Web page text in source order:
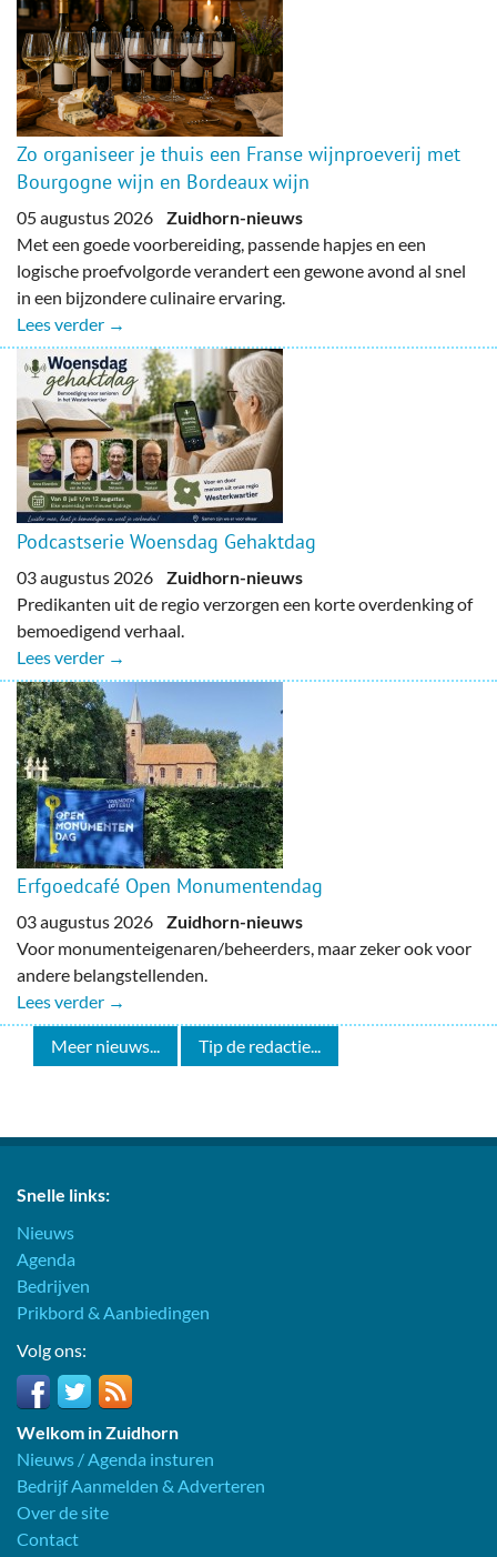
Zo organiseer je thuis een Franse wijnproeverij met
Bourgogne wijn en Bordeaux wijn
05 augustus 2026 Zuidhorn-nieuws
Met een goede voorbereiding, passende hapjes en een
logische proefvolgorde verandert een gewone avond al snel
in een bijzondere culinaire ervaring.
Lees verder →
Podcastserie Woensdag Gehaktdag
03 augustus 2026 Zuidhorn-nieuws
Predikanten uit de regio verzorgen een korte overdenking of
bemoedigend verhaal.
Lees verder →
Erfgoedcafé Open Monumentendag
03 augustus 2026 Zuidhorn-nieuws
Voor monumenteigenaren/beheerders, maar zeker ook voor
andere belangstellenden.
Lees verder →
Meer nieuws... Tip de redactie...
Snelle links:
Nieuws
Agenda
Bedrijven
Prikbord & Aanbiedingen
Volg ons:
Welkom in Zuidhorn
Nieuws / Agenda insturen
Bedrijf Aanmelden & Adverteren
Over de site
Contact